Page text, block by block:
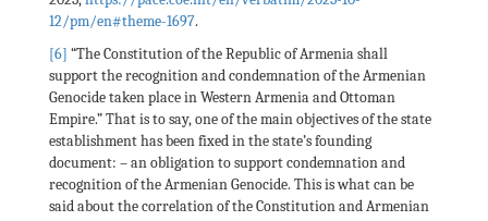
12/pm/en#theme-1697.
[6] “The Constitution of the Republic of Armenia shall
support the recognition and condemnation of the Armenian
Genocide taken place in Western Armenia and Ottoman
Empire.” That is to say, one of the main objectives of the state
establishment has been fixed in the state’s founding
document: – an obligation to support condemnation and
recognition of the Armenian Genocide. This is what can be
said about the correlation of the Constitution and Armenian